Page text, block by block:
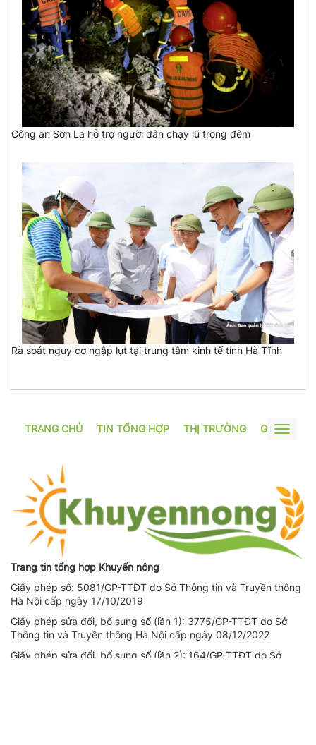
Công an Sơn La hỗ trợ người dân chạy lũ trong đêm
Rà soát nguy cơ ngập lụt tại trung tâm kinh tế tỉnh Hà Tĩnh
TRANG CHỦ TIN TỔNG HỢP THỊ TRƯỜNG GƯƠNG
Toggle
Trang tin tổng hợp Khuyến nông
Giấy phép số: 5081/GP-TTĐT do Sở Thông tin và Truyền thông
Hà Nội cấp ngày 17/10/2019
Giấy phép sửa đổi, bổ sung số (lần 1): 3775/GP-TTĐT do Sở
Thông tin và Truyền thông Hà Nội cấp ngày 08/12/2022
Giấy phép sửa đổi, bổ sung số (lần 2): 164/GP-TTĐT do Sở